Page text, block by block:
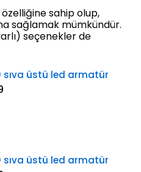
sahip olup,
sağlamak mümkündür.
seçenekler de
sıva üstü led armatür
sıva üstü led armatür